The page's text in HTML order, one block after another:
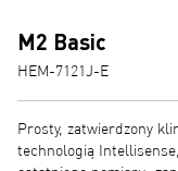
M2 Basic
HEM-7121J-E
Prosty, zatwierdzony
technologią